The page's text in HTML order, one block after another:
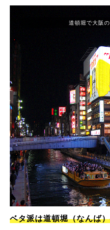
道頓堀で大阪
ベタ派は道頓堀（なんば